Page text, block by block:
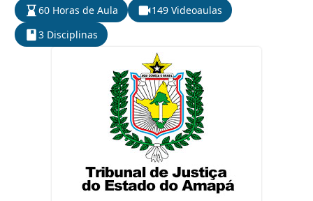
60 Horas de Aula
149 Videoaulas
3 Disciplinas